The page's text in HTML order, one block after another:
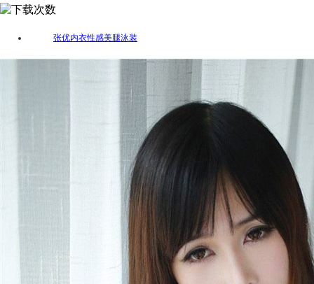
张优内衣性感美腿泳装